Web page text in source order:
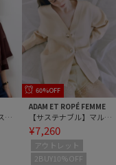
【接触冷感】ハーフスリーブシアーシャツ
60%OFF
ADAM ET ROPÉ FEMME
【サステナブル】マルチwayリボンミドルカーディガン
¥7,260
アウトレット
2BUY10%OFF